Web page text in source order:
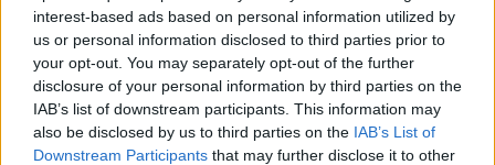
interest-based ads based on personal information utilized by
us or personal information disclosed to third parties prior to
your opt-out. You may separately opt-out of the further
disclosure of your personal information by third parties on the
IAB’s list of downstream participants. This information may
also be disclosed by us to third parties on the IAB’s List of
Downstream Participants that may further disclose it to other